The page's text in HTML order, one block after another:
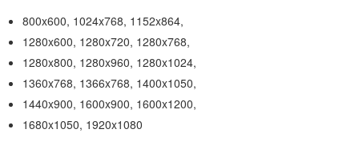
800x600, 1024x768, 1152x864,
1280x600, 1280x720, 1280x768,
1280x800, 1280x960, 1280x1024,
1360x768, 1366x768, 1400x1050,
1440x900, 1600x900, 1600x1200,
1680x1050, 1920x1080